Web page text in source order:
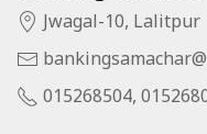
Jwagal-10, Lalitpur
015268504,